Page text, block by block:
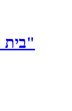
בית החולים "ביקור חולים"